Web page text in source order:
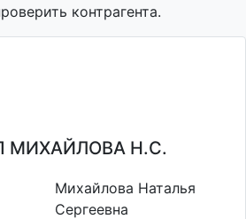
контрагента.
МИХАЙЛОВА Н.С.
Михайлова Наталья
Сергеевна